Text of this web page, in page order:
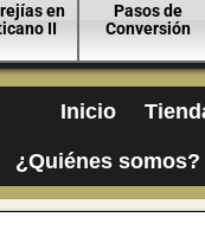
en
II
Pasos de
Conversión
Inicio
¿Quiénes somos?